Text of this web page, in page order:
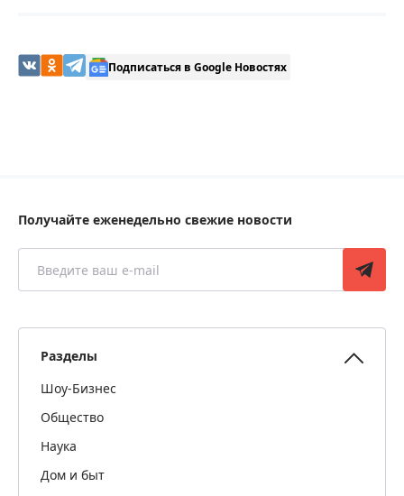
Подписаться в Google Новостях
Получайте еженедельно свежие новости
Разделы
Шоу-Бизнес
Общество
Наука
Дом и быт